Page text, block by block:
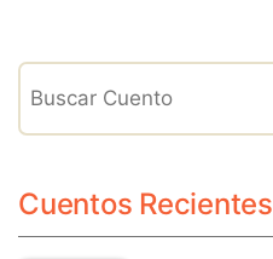
Search
Cuentos Recientes